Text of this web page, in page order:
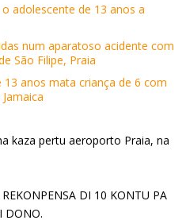
adolescente de 13 anos a
num aparatoso acidente com
São Filipe, Praia
13 anos mata criança de 6 com
kaza pertu aeroporto Praia, na
DI 10 KONTU PA
DONO.